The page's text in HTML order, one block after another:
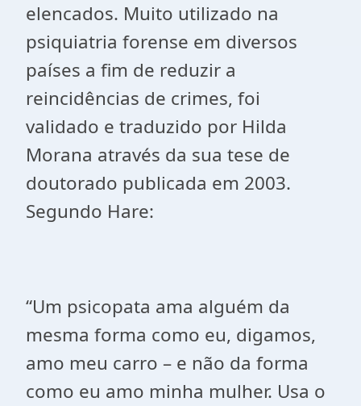
elencados. Muito utilizado na
psiquiatria forense em diversos
países a fim de reduzir a
reincidências de crimes, foi
validado e traduzido por Hilda
Morana através da sua tese de
doutorado publicada em 2003.
Segundo Hare:
“Um psicopata ama alguém da
mesma forma como eu, digamos,
amo meu carro – e não da forma
como eu amo minha mulher. Usa o